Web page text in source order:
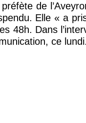
de
Elle « a
48h. Dans
ce